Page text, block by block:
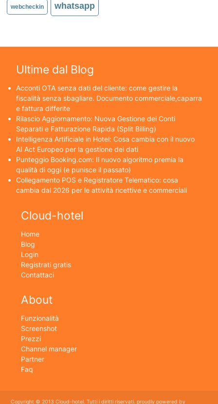
webcheckin whatsapp
Ultime dal Blog
Acconti OTA senza dati del cliente: come gestire la
fiscalità senza sbagliare. Documento commerciale,caparra
e fattura differite
Rilascio Aggiornamento: Nuova Gestione dei Conti
Separati e Fatturazione Rapida (Split Billing)
Intelligenza Artificiale in Hotel: Cosa cambia con il nuovo
AI Act Europeo per la gestione dei dati
Punteggio Booking.com: Il nuovo algoritmo premia la
qualità di oggi (e punisce il passato)
Collegamento POS e Registratore Telematico: cosa
cambia dal 2026 per le attività ricettive e commerciali
Cloud-hotel
Home
Blog
Login
Registrati gratis
Contattaci
About
Funzionalità
Screenshot
Prezzi
Channel manager
Partner
Faq
Copyright © 2013 Cloud-hotel. Tutti i diritti riservati. proudly powered by